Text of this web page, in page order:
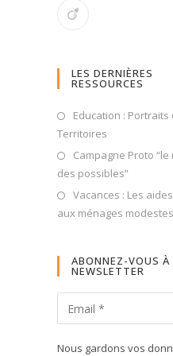
LES DERNIÈRES
RESSOURCES
Education : Portraits
Territoires
Campagne Proto “le
des possibles”
Vacances : Les
aux ménages
ABONNEZ-VOUS À
NEWSLETTER
Nous gardons vos